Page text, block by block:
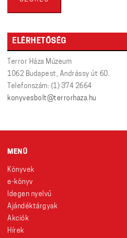
ELÉRHETŐSÉG
Terror Háza Múzeum
1062 Budapest, Andrássy út 60.
Telefonszám: (1) 374 2664
konyvesbolt@terrorhaza.hu
MENÜ
Könyvek
e-könyv
Idegen nyelvű
Ajándéktárgyak
Akciók
Hírek